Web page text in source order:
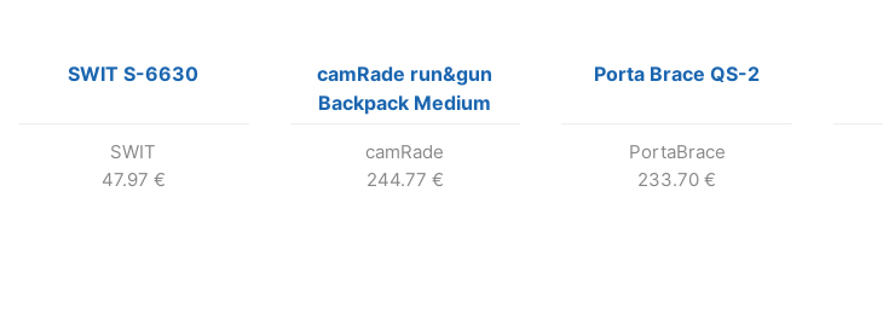
SWIT S-6630
SWIT
47.97 €
camRade run&gun
Backpack Medium
camRade
244.77 €
Porta Brace QS-2
PortaBrace
233.70€